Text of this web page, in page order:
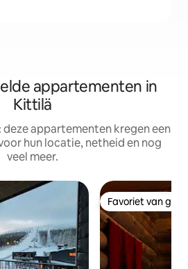
appartementen in
Kittilä
deze appartementen kregen een
hun locatie, netheid en nog
veel meer.
Favoriet van
Favoriet van